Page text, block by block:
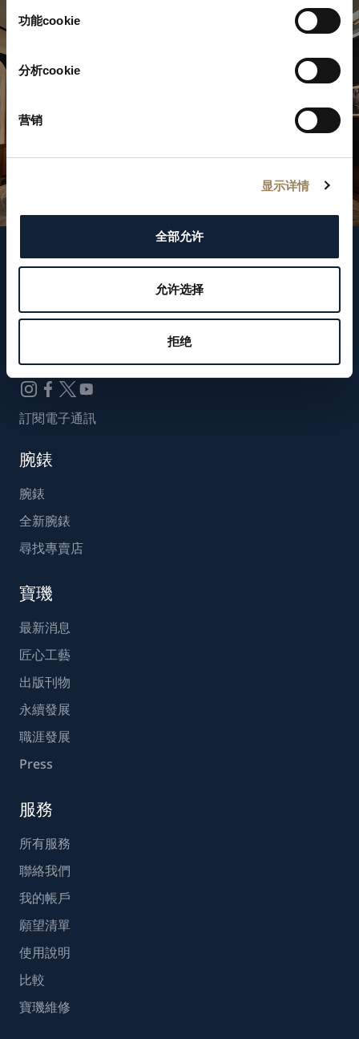
功能cookie
分析cookie
营销
显示详情
全部允许
允许选择
拒绝
關注我們
WeChat ID
Breguet_China
訂閱電子通訊
腕錶
腕錶
全新腕錶
尋找專賣店
寶璣
最新消息
匠心工藝
出版刊物
永續發展
職涯發展
Press
服務
所有服務
聯絡我們
我的帳戶
願望清單
使用說明
比較
寶璣維修